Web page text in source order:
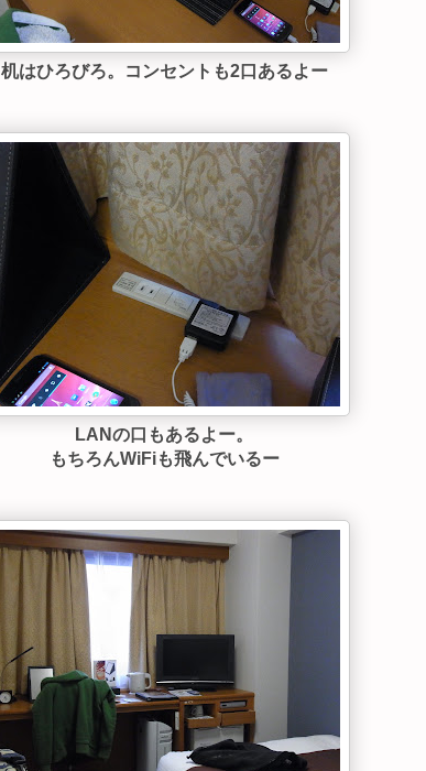
机はひろびろ。コンセントも2口あるよー
LANの口もあるよー。
もちろんWiFiも飛んでいるー